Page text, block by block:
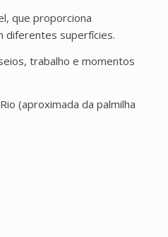
que proporciona
diferentes superfícies.
trabalho e momentos
(aproximada da palmilha